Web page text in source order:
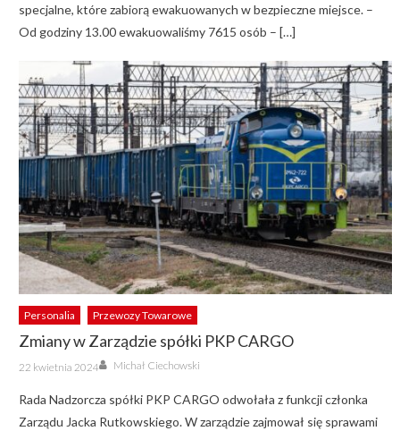
specjalne, które zabiorą ewakuowanych w bezpieczne miejsce. –
Od godziny 13.00 ewakuowaliśmy 7615 osób – […]
Personalia Przewozy Towarowe
Zmiany w Zarządzie spółki PKP CARGO
Posted
on
22 kwietnia 2024 Author
Michał Ciechowski
Rada Nadzorcza spółki PKP CARGO odwołała z funkcji członka
Zarządu Jacka Rutkowskiego. W zarządzie zajmował się sprawami